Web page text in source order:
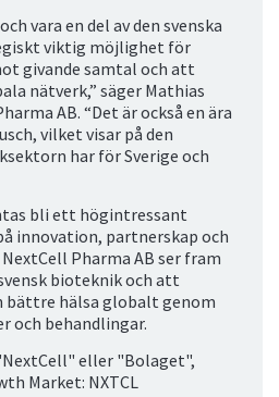
vara en del av den svenska
viktig möjlighet för
givande samtal och att
nätverk,” säger Mathias
AB. “Det är också en ära
vilket visar på den
har för Sverige och
bli ett högintressant
innovation, partnerskap och
Pharma AB ser fram
bioteknik och att
hälsa globalt genom
och behandlingar.
eller "Bolaget",
Market: NXTCL